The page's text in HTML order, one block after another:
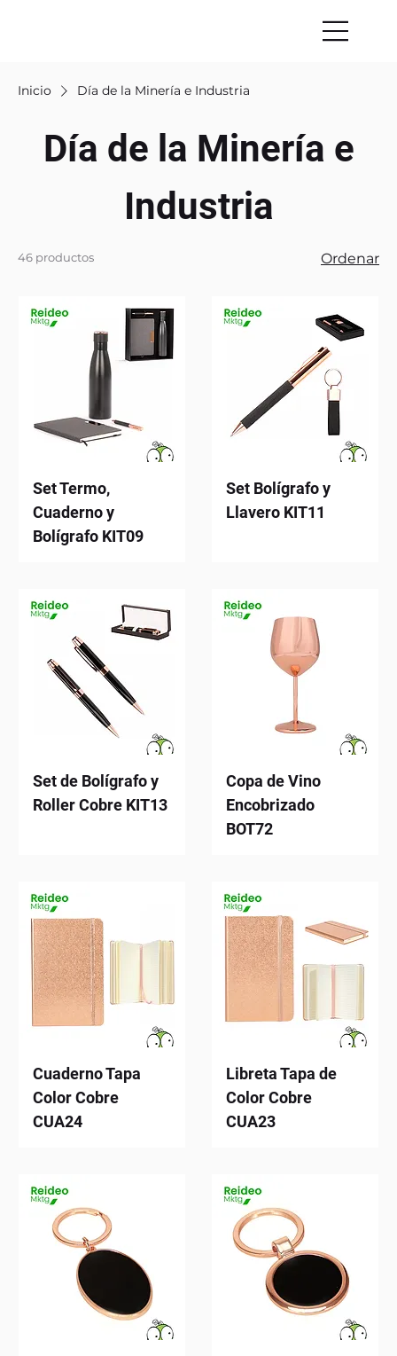
Inicio Día de la Minería e Industria
Día de la Minería e
Industria
46 productos Ordenar
Set Termo,
Cuaderno y
Bolígrafo KIT09
Set Bolígrafo y
Llavero KIT11
Set de Bolígrafo y
Roller Cobre KIT13
Copa de Vino
Encobrizado
BOT72
Cuaderno Tapa
Color Cobre
CUA24
Libreta Tapa de
Color Cobre
CUA23